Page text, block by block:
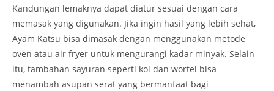
Kandungan lemaknya dapat diatur sesuai dengan cara
memasak yang digunakan. Jika ingin hasil yang lebih sehat,
Ayam Katsu bisa dimasak dengan menggunakan metode
oven atau air fryer untuk mengurangi kadar minyak. Selain
itu, tambahan sayuran seperti kol dan wortel bisa
menambah asupan serat yang bermanfaat bagi